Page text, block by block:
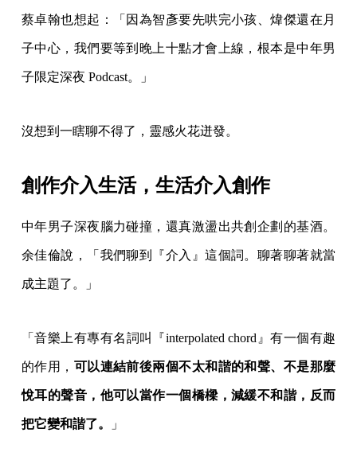
蔡卓翰也想起：「因為智彥要先哄完小孩、煒傑還在月
子中心，我們要等到晚上十點才會上線，根本是中年男
子限定深夜 Podcast。」
沒想到一瞎聊不得了，靈感火花迸發。
創作介入生活，生活介入創作
中年男子深夜腦力碰撞，還真激盪出共創企劃的基酒。
余佳倫說，「我們聊到『介入』這個詞。聊著聊著就當
成主題了。」
「音樂上有專有名詞叫『interpolated chord』有一個有趣
的作用， 可以連結前後兩個不太和諧的和聲、不是那麼
悅耳的聲音，他可以當作一個橋樑，減緩不和諧，反而
把它變和諧了。 」